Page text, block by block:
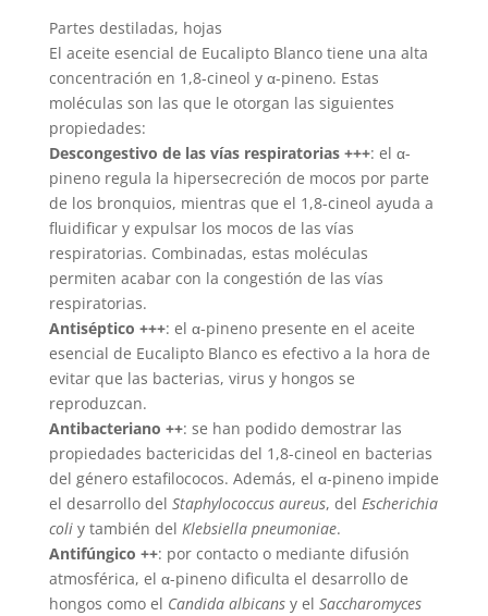
Partes destiladas, hojas
El aceite esencial de Eucalipto Blanco tiene una alta
concentración en 1,8-cineol y α-pineno. Estas
moléculas son las que le otorgan las siguientes
propiedades:
Descongestivo de las vías respiratorias +++: el α-
pineno regula la hipersecreción de mocos por parte
de los bronquios, mientras que el 1,8-cineol ayuda a
fluidificar y expulsar los mocos de las vías
respiratorias. Combinadas, estas moléculas
permiten acabar con la congestión de las vías
respiratorias.
Antiséptico +++: el α-pineno presente en el aceite
esencial de Eucalipto Blanco es efectivo a la hora de
evitar que las bacterias, virus y hongos se
reproduzcan.
Antibacteriano ++: se han podido demostrar las
propiedades bactericidas del 1,8-cineol en bacterias
del género estafilococos. Además, el α-pineno impide
el desarrollo del Staphylococcus aureus, del Escherichia
coliy también del Klebsiella pneumoniae.
Antifúngico ++: por contacto o mediante difusión
atmosférica, el α-pineno dificulta el desarrollo de
hongos como el Candida albicansy el Saccharomyces